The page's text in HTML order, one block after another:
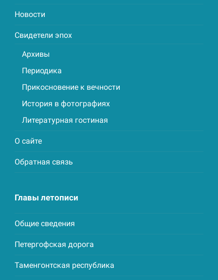
Новости
Свидетели эпох
Архивы
Периодика
Прикосновение к вечности
История в фотографиях
Литературная гостиная
О сайте
Обратная связь
Главы летописи
Общие сведения
Петергофская дорога
Таменгонтская республика